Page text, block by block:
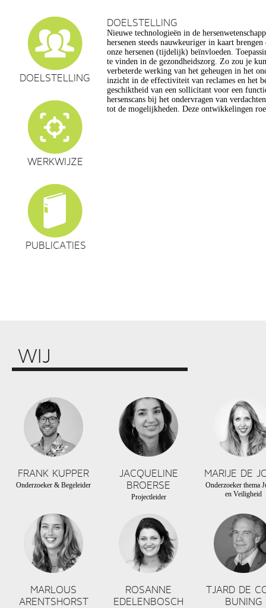
DOELSTELLING
WERKWIJZE
PUBLICATIES
DOELSTELLING
Nieuwe technologieën in de
hersenen steeds nauwkeuriger in kaart
onze hersenen (tijdelijk) beïnvloeden.
te vinden in de gezondheidszorg. Zo zou je
verbeterde werking van het geheugen in het
inzicht in de effectiviteit van reclames en het
geschiktheid van een sollicitant voor een
hersenscans bij het ondervragen van
tot de mogelijkheden. Deze ontwikkelingen
vragen op, onder meer op het gebied van de
privacy, gelijkheid, stigmatisering),
en veranderingen in ons normen en waarden
commerciële toepassing van een aantal van
een extra reden voor zorg. Het doel van dit
maatschappelijk verantwoorde ontwikkeling van
de hersenwetenschappen te realiseren,
WIJ
FRANK KUPPER
Onderzoeker & Begeleider
JACQUELINE
BROERSE
Projectleider
MARIJE DE
Onderzoeker thema
en Veiligheid
MARLOUS
ARENTSHORST
ROSANNE
EDELENBOSCH
TJARD DE
BUNING